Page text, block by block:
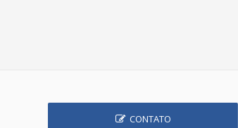
CONTATO